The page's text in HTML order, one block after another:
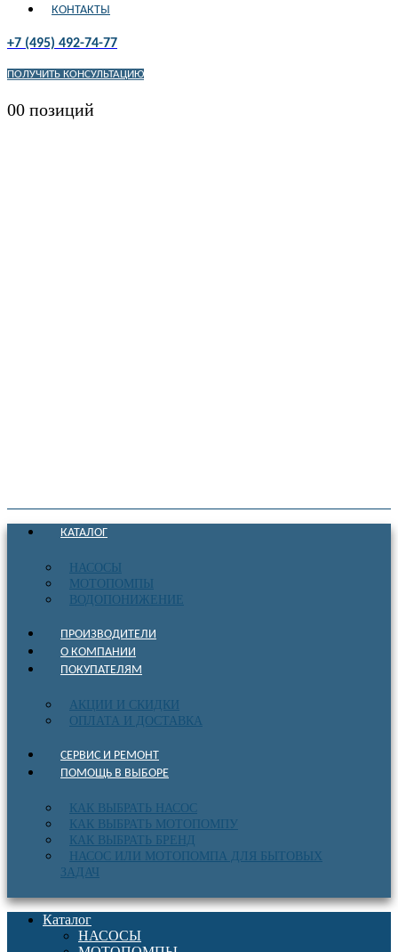
КОНТАКТЫ
+7 (495) 492-74-77
ПОЛУЧИТЬ КОНСУЛЬТАЦИЮ
00 позиций
КАТАЛОГ
НАСОСЫ
МОТОПОМПЫ
ВОДОПОНИЖЕНИЕ
ПРОИЗВОДИТЕЛИ
О КОМПАНИИ
ПОКУПАТЕЛЯМ
АКЦИИ И СКИДКИ
ОПЛАТА И ДОСТАВКА
СЕРВИС И РЕМОНТ
ПОМОЩЬ В ВЫБОРЕ
КАК ВЫБРАТЬ НАСОС
КАК ВЫБРАТЬ МОТОПОМПУ
КАК ВЫБРАТЬ БРЕНД
НАСОС ИЛИ МОТОПОМПА ДЛЯ БЫТОВЫХ
ЗАДАЧ
Каталог
НАСОСЫ